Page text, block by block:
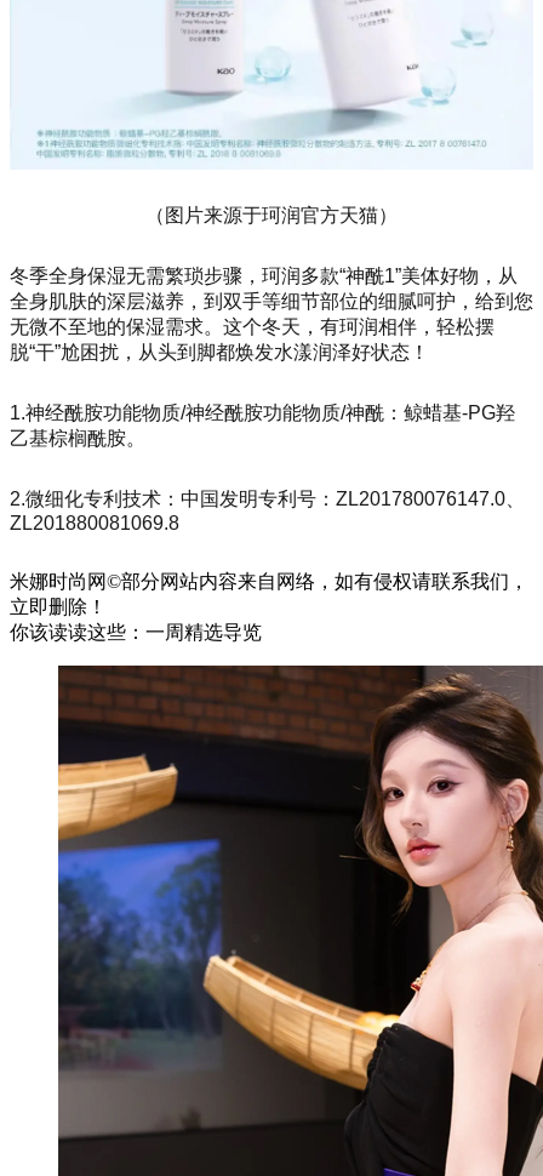
（图片来源于珂润官方天猫）
冬季全身保湿无需繁琐步骤，珂润多款“神酰1”美体好物，从
全身肌肤的深层滋养，到双手等细节部位的细腻呵护，给到您
无微不至地的保湿需求。这个冬天，有珂润相伴，轻松摆
脱“干”尬困扰，从头到脚都焕发水漾润泽好状态！
1.神经酰胺功能物质/神经酰胺功能物质/神酰：鲸蜡基-PG羟
乙基棕榈酰胺。
2.微细化专利技术：中国发明专利号：ZL201780076147.0、
ZL201880081069.8
米娜时尚网©部分网站内容来自网络，如有侵权请联系我们，
立即删除！
你该读读这些：一周精选导览